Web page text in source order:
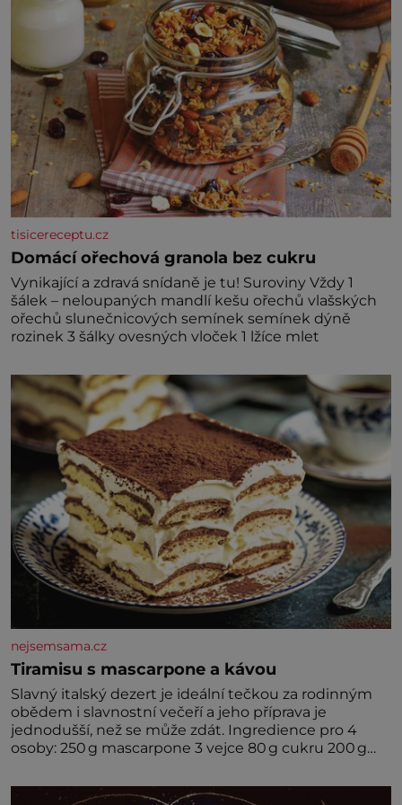
tisicereceptu.cz
Domácí ořechová granola bez cukru
Vynikající a zdravá snídaně je tu! Suroviny Vždy 1
šálek – neloupaných mandlí kešu ořechů vlašských
ořechů slunečnicových semínek semínek dýně
rozinek 3 šálky ovesných vloček 1 lžíce mlet
nejsemsama.cz
Tiramisu s mascarpone a kávou
Slavný italský dezert je ideální tečkou za rodinným
obědem i slavnostní večeří a jeho příprava je
jednodušší, než se může zdát. Ingredience pro 4
osoby: 250 g mascarpone 3 vejce 80 g cukru 200 g
amaretta kakao na posypání Postup: Oddělte
žloutky od bílků. Žloutky vyšlehejte s cukrem do